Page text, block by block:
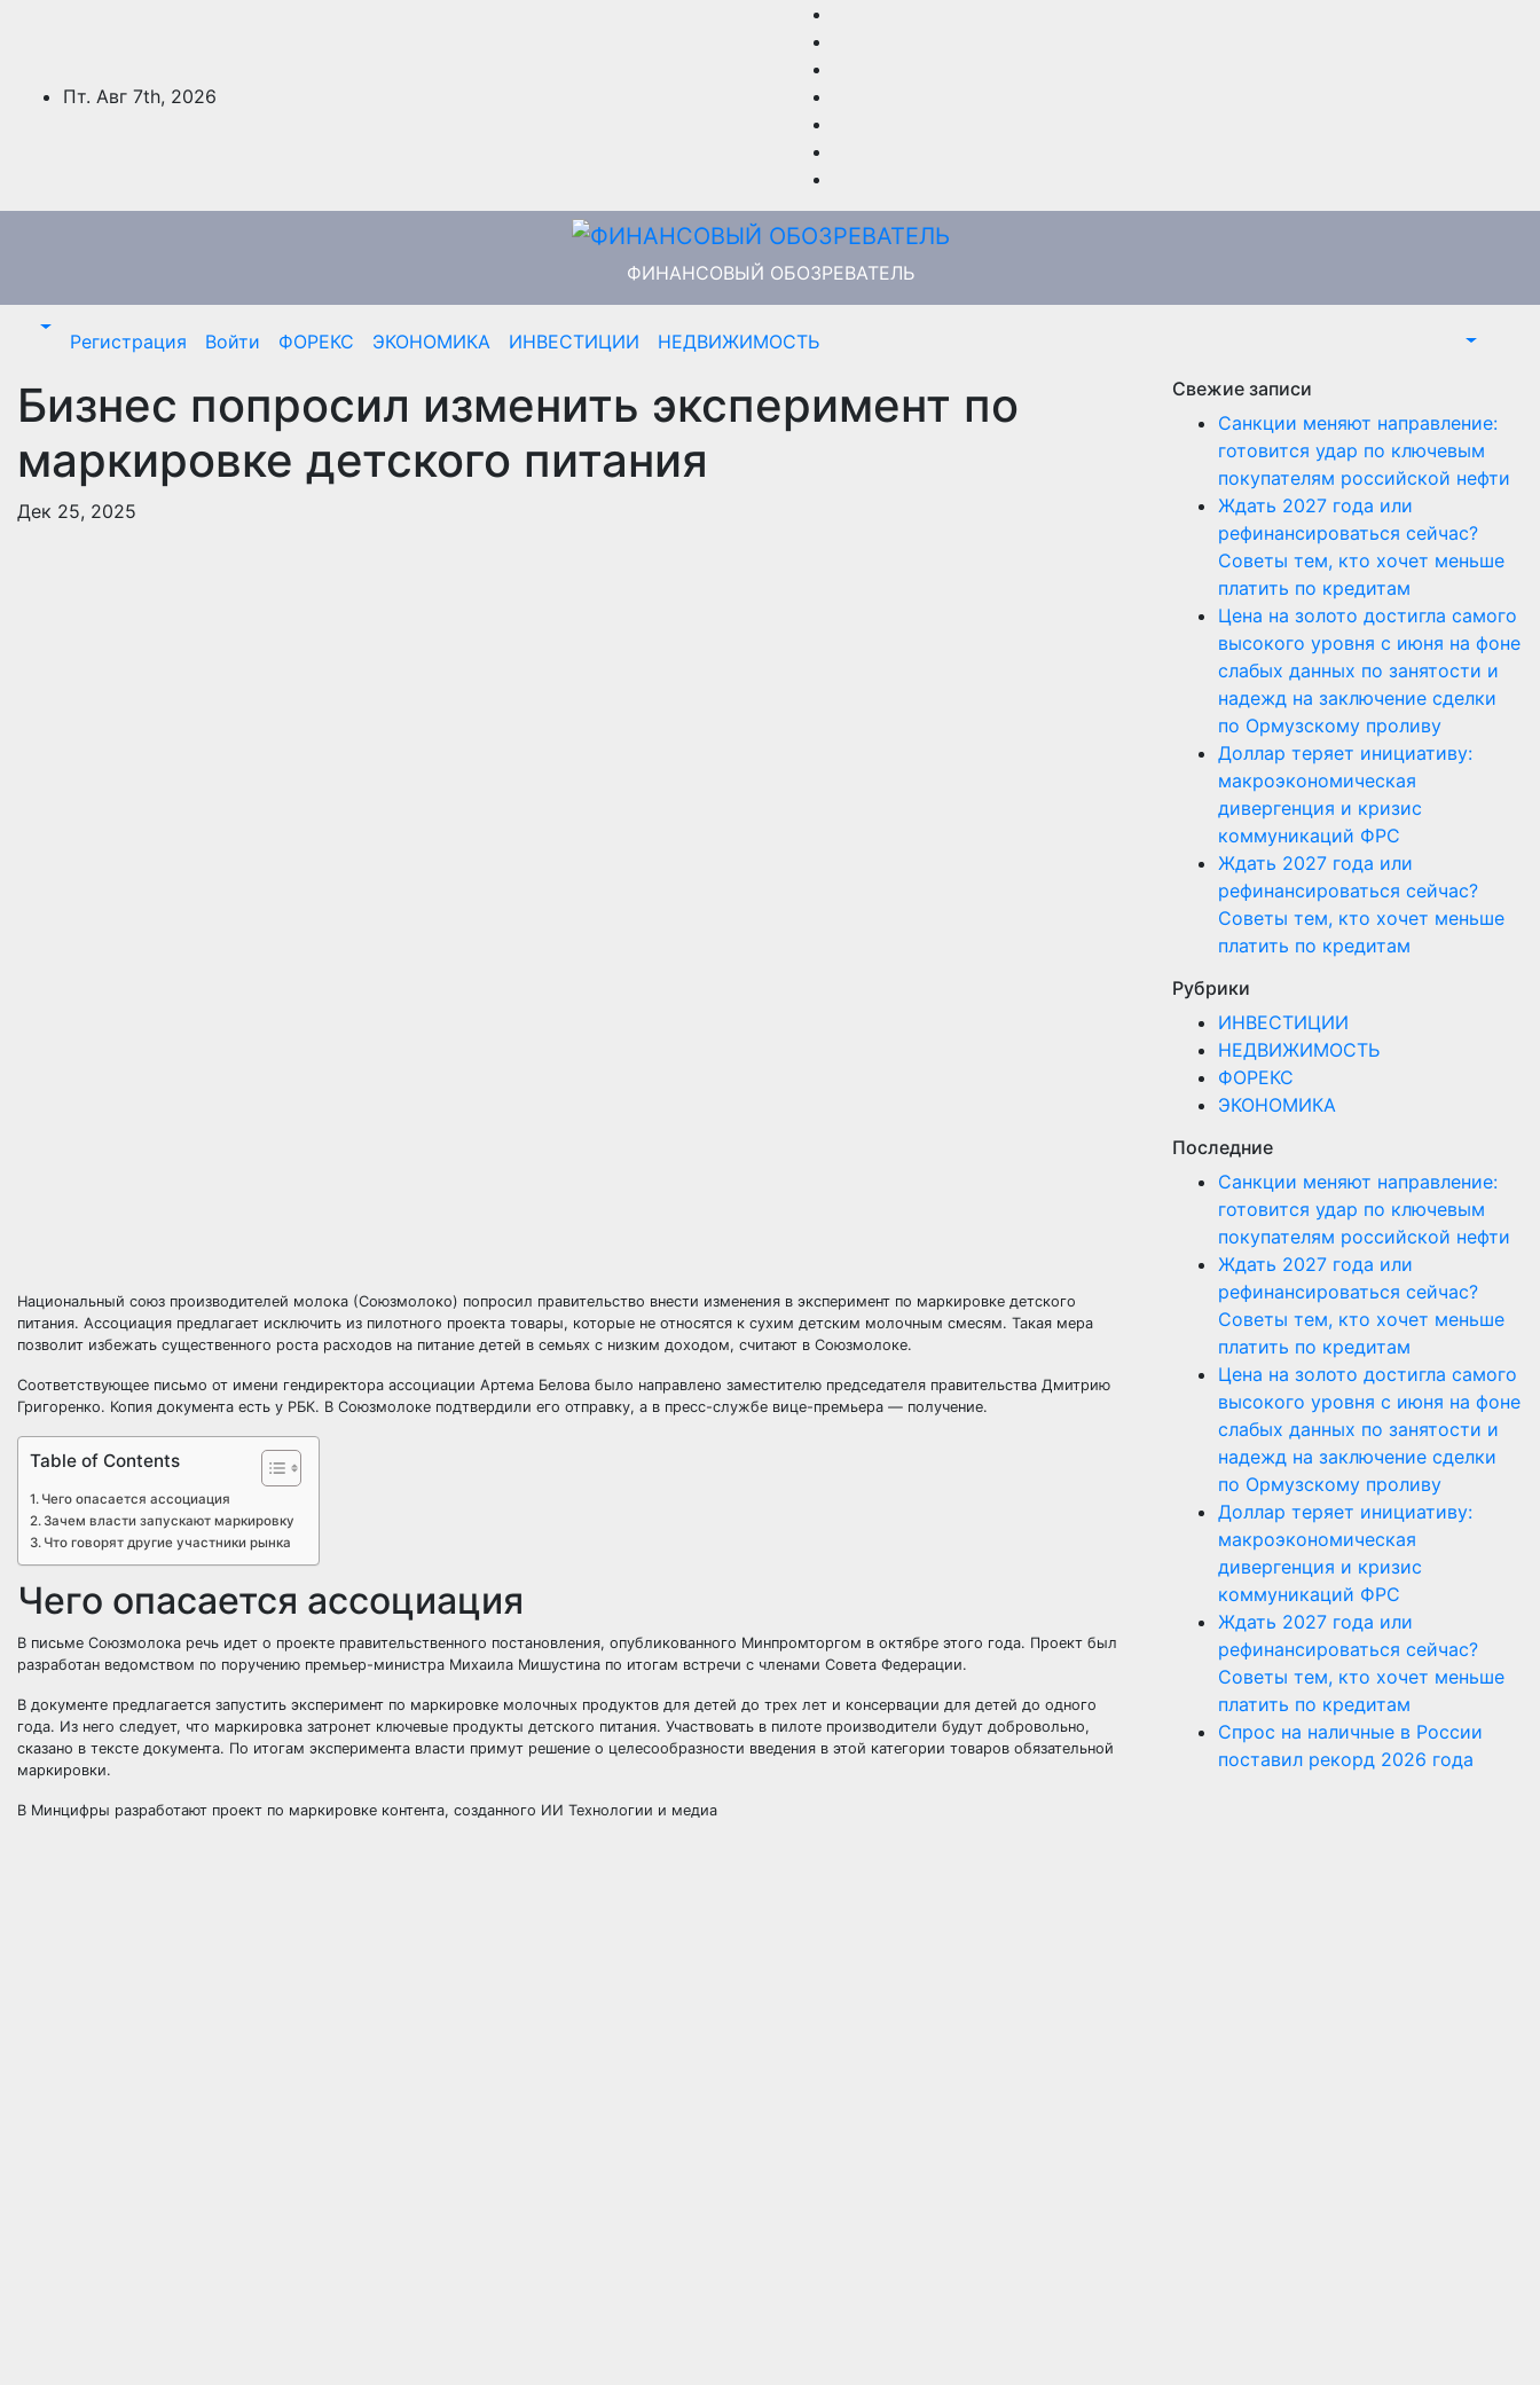
Пт. Авг 7th, 2026
ФИНАНСОВЫЙ ОБОЗРЕВАТЕЛЬ
Регистрация Войти ФОРЕКС ЭКОНОМИКА ИНВЕСТИЦИИ НЕДВИЖИМОСТЬ
Бизнес попросил изменить эксперимент по
маркировке детского питания
Дек 25, 2025
Национальный союз производителей молока (Союзмолоко) попросил правительство внести изменения в эксперимент по маркировке детского
питания. Ассоциация предлагает исключить из пилотного проекта товары, которые не относятся к сухим детским молочным смесям. Такая мера
позволит избежать существенного роста расходов на питание детей в семьях с низким доходом, считают в Союзмолоке.
Соответствующее письмо от имени гендиректора ассоциации Артема Белова было направлено заместителю председателя правительства Дмитрию
Григоренко. Копия документа есть у РБК. В Союзмолоке подтвердили его отправку, а в пресс-службе вице-премьера — получение.
Table of Contents
Чего опасается ассоциация
Зачем власти запускают маркировку
Что говорят другие участники рынка
Чего опасается ассоциация
В письме Союзмолока речь идет о проекте правительственного постановления, опубликованного Минпромторгом в октябре этого года. Проект был
разработан ведомством по поручению премьер-министра Михаила Мишустина по итогам встречи с членами Совета Федерации.
В документе предлагается запустить эксперимент по маркировке молочных продуктов для детей до трех лет и консервации для детей до одного
года. Из него следует, что маркировка затронет ключевые продукты детского питания. Участвовать в пилоте производители будут добровольно,
сказано в тексте документа. По итогам эксперимента власти примут решение о целесообразности введения в этой категории товаров обязательной
маркировки.
В Минцифры разработают проект по маркировке контента, созданного ИИ Технологии и медиа
Свежие записи
Санкции меняют направление:
готовится удар по ключевым
покупателям российской нефти
Ждать 2027 года или
рефинансироваться сейчас?
Советы тем, кто хочет меньше
платить по кредитам
Цена на золото достигла самого
высокого уровня с июня на фоне
слабых данных по занятости и
надежд на заключение сделки
по Ормузскому проливу
Доллар теряет инициативу:
макроэкономическая
дивергенция и кризис
коммуникаций ФРС
Ждать 2027 года или
рефинансироваться сейчас?
Советы тем, кто хочет меньше
платить по кредитам
Рубрики
ИНВЕСТИЦИИ
НЕДВИЖИМОСТЬ
ФОРЕКС
ЭКОНОМИКА
Последние
Санкции меняют направление:
готовится удар по ключевым
покупателям российской нефти
Ждать 2027 года или
рефинансироваться сейчас?
Советы тем, кто хочет меньше
платить по кредитам
Цена на золото достигла самого
высокого уровня с июня на фоне
слабых данных по занятости и
надежд на заключение сделки
по Ормузскому проливу
Доллар теряет инициативу:
макроэкономическая
дивергенция и кризис
коммуникаций ФРС
Ждать 2027 года или
рефинансироваться сейчас?
Советы тем, кто хочет меньше
платить по кредитам
Спрос на наличные в России
поставил рекорд 2026 года